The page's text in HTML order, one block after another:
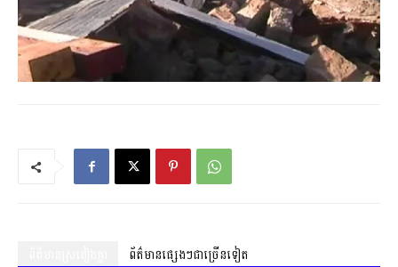
ព័ត៌មានផ្សេងៗជាច្រើនទៀត